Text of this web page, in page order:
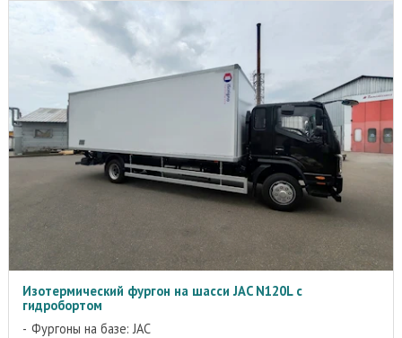
Изотермический фургон на шасси JAC N120L с
гидробортом
Фургоны на базе: JAC